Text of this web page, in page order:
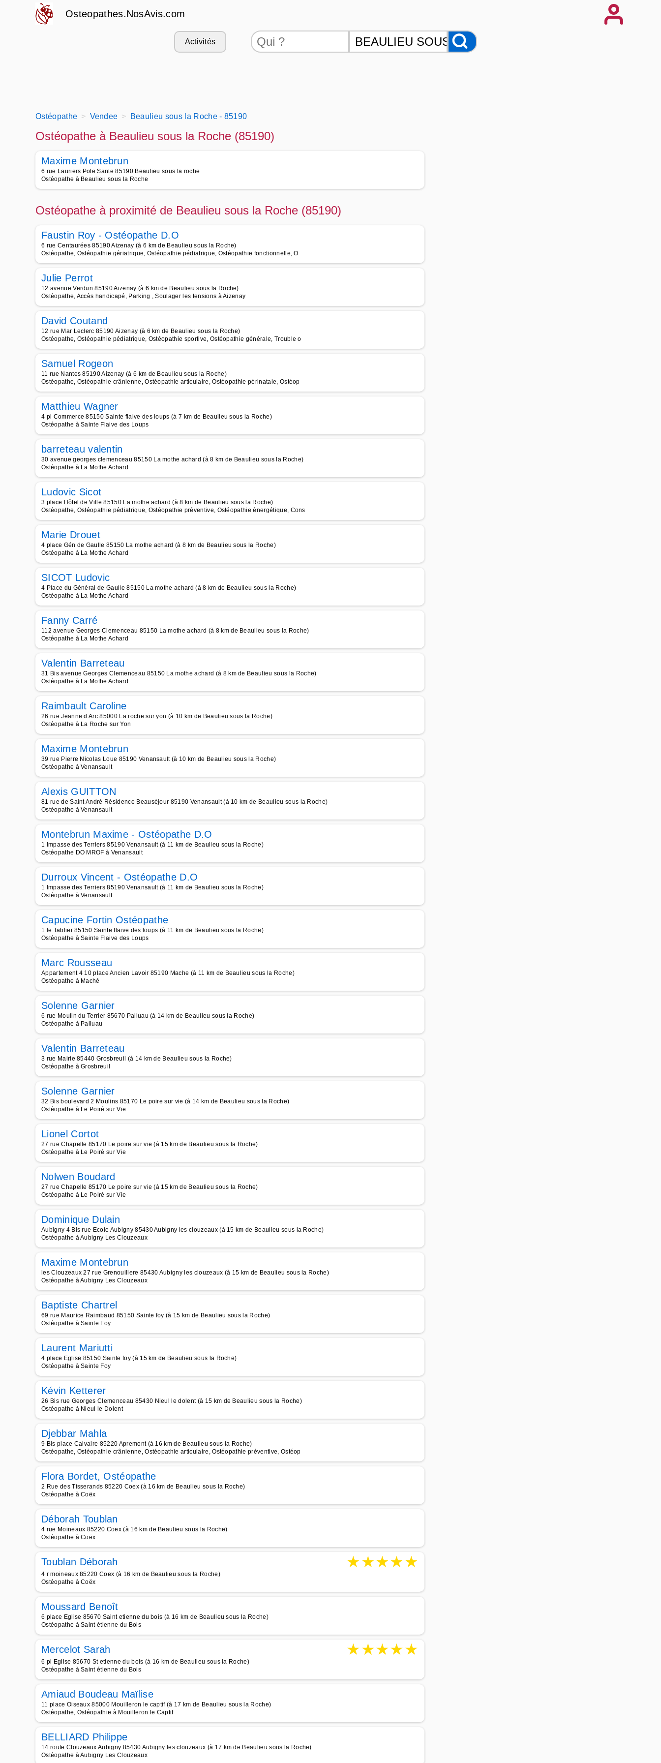
Osteopathes.NosAvis.com
Activités
Ostéopathe Vendee Beaulieu sous la Roche - 85190
Ostéopathe à Beaulieu sous la Roche (85190)
Maxime Montebrun
6 rue Lauriers Pole Sante 85190 Beaulieu sous la roche
Ostéopathe à Beaulieu sous la Roche
Ostéopathe à proximité de Beaulieu sous la Roche (85190)
Faustin Roy - Ostéopathe D.O
6 rue Centaurées 85190 Aizenay (à 6 km de Beaulieu sous la Roche)
Ostéopathe, Ostéopathie gériatrique, Ostéopathie pédiatrique, Ostéopathie fonctionnelle, O
Julie Perrot
12 avenue Verdun 85190 Aizenay (à 6 km de Beaulieu sous la Roche)
Ostéopathe, Accès handicapé, Parking , Soulager les tensions à Aizenay
David Coutand
12 rue Mar Leclerc 85190 Aizenay (à 6 km de Beaulieu sous la Roche)
Ostéopathe, Ostéopathie pédiatrique, Ostéopathie sportive, Ostéopathie générale, Trouble o
Samuel Rogeon
11 rue Nantes 85190 Aizenay (à 6 km de Beaulieu sous la Roche)
Ostéopathe, Ostéopathie crânienne, Ostéopathie articulaire, Ostéopathie périnatale, Ostéop
Matthieu Wagner
4 pl Commerce 85150 Sainte flaive des loups (à 7 km de Beaulieu sous la Roche)
Ostéopathe à Sainte Flaive des Loups
barreteau valentin
30 avenue georges clemenceau 85150 La mothe achard (à 8 km de Beaulieu sous la Roche)
Ostéopathe à La Mothe Achard
Ludovic Sicot
3 place Hôtel de Ville 85150 La mothe achard (à 8 km de Beaulieu sous la Roche)
Ostéopathe, Ostéopathie pédiatrique, Ostéopathie préventive, Ostéopathie énergétique, Cons
Marie Drouet
4 place Gén de Gaulle 85150 La mothe achard (à 8 km de Beaulieu sous la Roche)
Ostéopathe à La Mothe Achard
SICOT Ludovic
4 Place du Général de Gaulle 85150 La mothe achard (à 8 km de Beaulieu sous la Roche)
Ostéopathe à La Mothe Achard
Fanny Carré
112 avenue Georges Clemenceau 85150 La mothe achard (à 8 km de Beaulieu sous la Roche)
Ostéopathe à La Mothe Achard
Valentin Barreteau
31 Bis avenue Georges Clemenceau 85150 La mothe achard (à 8 km de Beaulieu sous la Roche)
Ostéopathe à La Mothe Achard
Raimbault Caroline
26 rue Jeanne d Arc 85000 La roche sur yon (à 10 km de Beaulieu sous la Roche)
Ostéopathe à La Roche sur Yon
Maxime Montebrun
39 rue Pierre Nicolas Loue 85190 Venansault (à 10 km de Beaulieu sous la Roche)
Ostéopathe à Venansault
Alexis GUITTON
81 rue de Saint André Résidence Beauséjour 85190 Venansault (à 10 km de Beaulieu sous la Roche)
Ostéopathe à Venansault
Montebrun Maxime - Ostéopathe D.O
1 Impasse des Terriers 85190 Venansault (à 11 km de Beaulieu sous la Roche)
Ostéopathe DO MROF à Venansault
Durroux Vincent - Ostéopathe D.O
1 Impasse des Terriers 85190 Venansault (à 11 km de Beaulieu sous la Roche)
Ostéopathe à Venansault
Capucine Fortin Ostéopathe
1 le Tablier 85150 Sainte flaive des loups (à 11 km de Beaulieu sous la Roche)
Ostéopathe à Sainte Flaive des Loups
Marc Rousseau
Appartement 4 10 place Ancien Lavoir 85190 Mache (à 11 km de Beaulieu sous la Roche)
Ostéopathe à Maché
Solenne Garnier
6 rue Moulin du Terrier 85670 Palluau (à 14 km de Beaulieu sous la Roche)
Ostéopathe à Palluau
Valentin Barreteau
3 rue Mairie 85440 Grosbreuil (à 14 km de Beaulieu sous la Roche)
Ostéopathe à Grosbreuil
Solenne Garnier
32 Bis boulevard 2 Moulins 85170 Le poire sur vie (à 14 km de Beaulieu sous la Roche)
Ostéopathe à Le Poiré sur Vie
Lionel Cortot
27 rue Chapelle 85170 Le poire sur vie (à 15 km de Beaulieu sous la Roche)
Ostéopathe à Le Poiré sur Vie
Nolwen Boudard
27 rue Chapelle 85170 Le poire sur vie (à 15 km de Beaulieu sous la Roche)
Ostéopathe à Le Poiré sur Vie
Dominique Dulain
Aubigny 4 Bis rue Ecole Aubigny 85430 Aubigny les clouzeaux (à 15 km de Beaulieu sous la Roche)
Ostéopathe à Aubigny Les Clouzeaux
Maxime Montebrun
les Clouzeaux 27 rue Grenouillere 85430 Aubigny les clouzeaux (à 15 km de Beaulieu sous la Roche)
Ostéopathe à Aubigny Les Clouzeaux
Baptiste Chartrel
69 rue Maurice Raimbaud 85150 Sainte foy (à 15 km de Beaulieu sous la Roche)
Ostéopathe à Sainte Foy
Laurent Mariutti
4 place Eglise 85150 Sainte foy (à 15 km de Beaulieu sous la Roche)
Ostéopathe à Sainte Foy
Kévin Ketterer
26 Bis rue Georges Clemenceau 85430 Nieul le dolent (à 15 km de Beaulieu sous la Roche)
Ostéopathe à Nieul le Dolent
Djebbar Mahla
9 Bis place Calvaire 85220 Apremont (à 16 km de Beaulieu sous la Roche)
Ostéopathe, Ostéopathie crânienne, Ostéopathie articulaire, Ostéopathie préventive, Ostéop
Flora Bordet, Ostéopathe
2 Rue des Tisserands 85220 Coex (à 16 km de Beaulieu sous la Roche)
Ostéopathe à Coëx
Déborah Toublan
4 rue Moineaux 85220 Coex (à 16 km de Beaulieu sous la Roche)
Ostéopathe à Coëx
Toublan Déborah ★★★★★
4 r moineaux 85220 Coex (à 16 km de Beaulieu sous la Roche)
Ostéopathe à Coëx
Moussard Benoît
6 place Eglise 85670 Saint etienne du bois (à 16 km de Beaulieu sous la Roche)
Ostéopathe à Saint étienne du Bois
Mercelot Sarah ★★★★★
6 pl Eglise 85670 St etienne du bois (à 16 km de Beaulieu sous la Roche)
Ostéopathe à Saint étienne du Bois
Amiaud Boudeau Maïlise
11 place Oiseaux 85000 Mouilleron le captif (à 17 km de Beaulieu sous la Roche)
Ostéopathe, Ostéopathie à Mouilleron le Captif
BELLIARD Philippe
14 route Clouzeaux Aubigny 85430 Aubigny les clouzeaux (à 17 km de Beaulieu sous la Roche)
Ostéopathe à Aubigny Les Clouzeaux